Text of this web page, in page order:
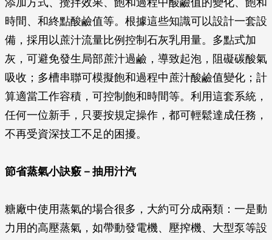
添加方式、攪拌效果、飽和過程中酸鹼值的變化、飽和
時間、和終點酸鹼值等。根據這些知識可以設計一套設
備，採用以蔗汁流量比例控制石灰乳用量。多點式加
灰，可避免發生局部蔗汁過鹼，導致起泡，阻礙碳酸氣
吸收；多槽串聯可模擬飽和過程中蔗汁酸鹼值變化；計
算適當工作容積，可控制飽和時間等。利用這套系統，
任何一位新手，只要按規定操作，都可輕鬆達成任務，
不再受資深技工不足的困擾。
節省蒸氣小訣竅－抽用汁汽
糖廠中使用蒸氣的場合很多，大約可分成兩類：一是動
力用的高壓蒸氣，如帶動發電機、壓搾機、大型泵等設